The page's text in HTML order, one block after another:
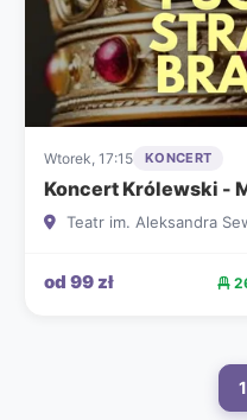
Wtorek, 17:15 KONCERT
Koncert Królewski -
Teatr im. Aleksandra
od 99 zł
1